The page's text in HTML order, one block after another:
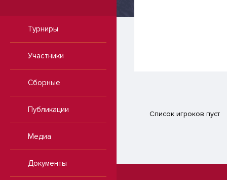
Турниры
Участники
Сборные
Публикации
Медиа
Документы
Список игроков пуст